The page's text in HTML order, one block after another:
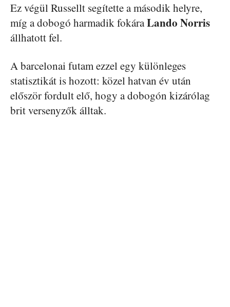
Ez végül Russellt segítette a második helyre,
míg a dobogó harmadik fokáraLando Norris
állhatott fel.
A barcelonai futam ezzel egy különleges
statisztikát is hozott: közel hatvan év után
először fordult elő, hogy a dobogón kizárólag
brit versenyzők álltak.